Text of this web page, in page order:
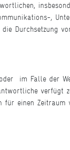
,
Durchsetzung
 im Falle der
verfügt
einen